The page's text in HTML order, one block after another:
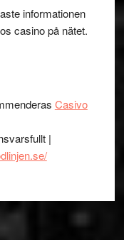
informationen
casino på nätet.
Casivo
|